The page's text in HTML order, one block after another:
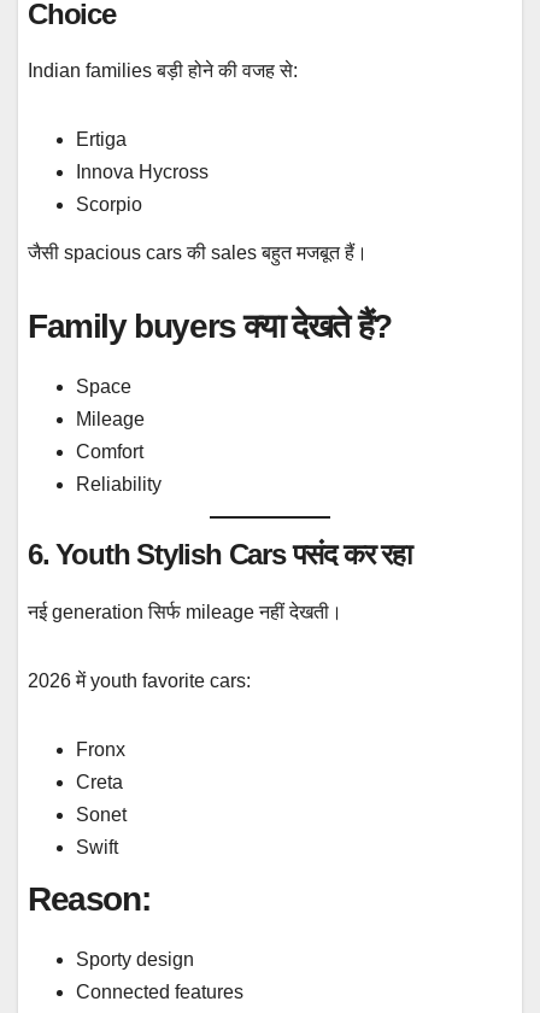
Choice
Indian families बड़ी होने की वजह से:
Ertiga
Innova Hycross
Scorpio
जैसी spacious cars की sales बहुत मजबूत हैं।
Family buyers क्या देखते हैं?
Space
Mileage
Comfort
Reliability
6. Youth Stylish Cars पसंद कर रहा
नई generation सिर्फ mileage नहीं देखती।
2026 में youth favorite cars:
Fronx
Creta
Sonet
Swift
Reason:
Sporty design
Connected features